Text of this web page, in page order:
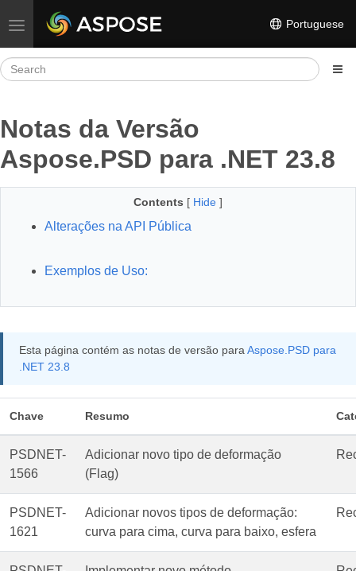
Toggle navigation Portuguese
Notas da Versão
Aspose.PSD para .NET 23.8
Contents [ Hide ]
Alterações na API Pública
Exemplos de Uso:
Esta página contém as notas de versão para Aspose.PSD para
.NET 23.8
Chave Resumo
PSDNET-
1566
Adicionar novo tipo de deformação
(Flag)
PSDNET-
1621
Adicionar novos tipos de deformação:
curva para cima, curva para baixo, esfera